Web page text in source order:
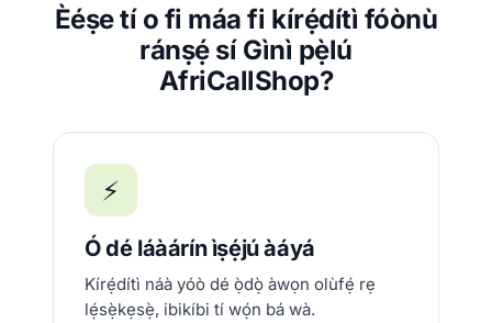
Èéṣe tí o fi máa fi kírẹ́dítì fóònù
ránṣẹ́ sí Gìnì pẹ̀lú
AfriCallShop?
⚡
Ó dé láàárín ìṣẹ́jú àáyá
Kírẹ́dítì náà yóò dé ọ̀dọ̀ àwọn olùfẹ́ rẹ
lẹ́sẹ̀kẹsẹ̀, ibikíbi tí wọ́n bá wà.